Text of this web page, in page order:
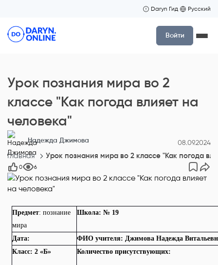
Daryn Гид Русский
Войти
Урок познания мира во 2
классе "Как погода влияет на
человека"
Надежда Джимова 08.09.2024
Главная Урок познания мира во 2 классе "Как погода
0 6
Предмет: познание
мира
Школа: № 19
Дата:
ФИО учителя: Джимова Надежда
Класс: 2 «Б»
Количество присутствующих: